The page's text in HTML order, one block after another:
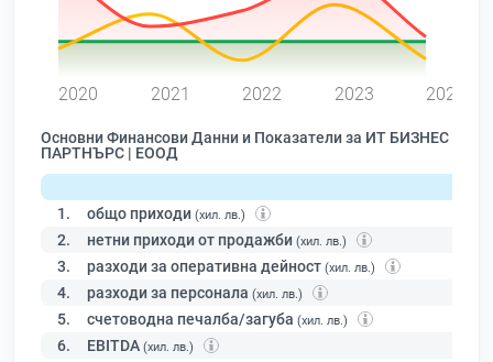
2020 2021 2022 2023 2024
Основни Финансови Данни и Показатели за ИТ БИЗНЕС
ПАРТНЪРС | ЕООД
1. общо приходи (хил. лв.)
2. нетни приходи от продажби (хил. лв.)
3. разходи за оперативна дейност (хил. лв.)
4. разходи за персонала (хил. лв.)
5. счетоводна печалба/загуба (хил. лв.)
6. EBITDA (хил. лв.)